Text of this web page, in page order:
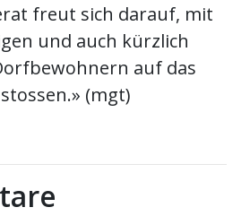
freut sich darauf, mit
und auch kürzlich
auf das
(mgt)